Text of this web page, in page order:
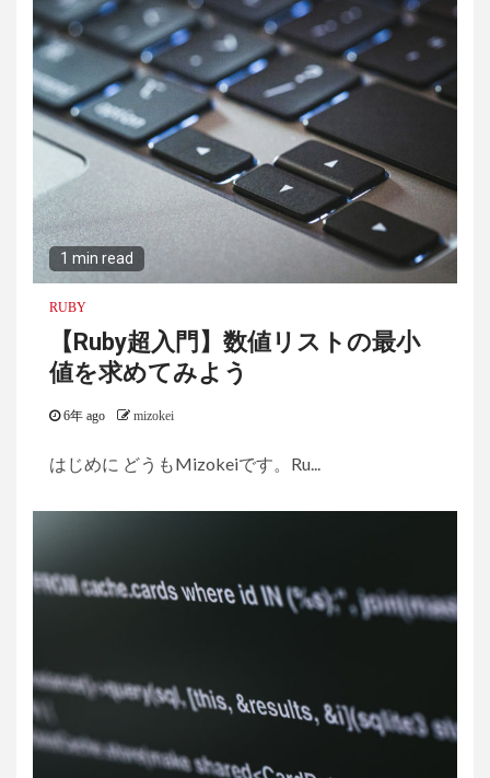
1 min read
RUBY
【Ruby超入門】数値リストの最小
値を求めてみよう
6年 ago mizokei
はじめに どうもMizokeiです。Ru...